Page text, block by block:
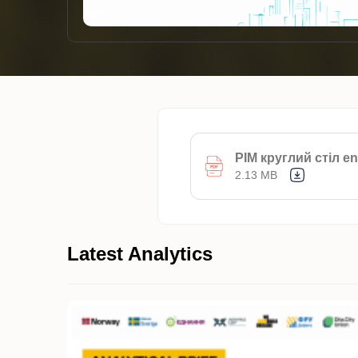
PIM круглий стіл
2.13 MB
Latest Analytics